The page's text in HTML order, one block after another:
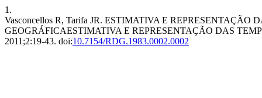
1.
Vasconcellos R, Tarifa JR. ESTIMATIVA E
GEOGRÁFICAESTIMATIVA E REPRESENTAÇÃO DAS
2011;2:19-43. doi:10.7154/RDG.1983.0002.0002